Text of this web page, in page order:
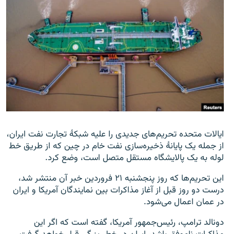
به ما بپیوندید
زبان‌های دیگر
ایالات متحده تحریم‌های جدیدی را علیه شبکهٔ تجارت نفت ایران،
از جمله یک پایانهٔ ذخیره‌سازی نفت خام در چین که از طریق خط
لوله به یک پالایشگاه مستقل متصل است، وضع کرد.
این تحریم‌ها که روز پنجشنبه ۲۱ فروردین خبر آن منتشر شد،
درست دو روز قبل از آغاز مذاکرات بین نمایندگان آمریکا و ایران
در عمان اعمال می‌شود.
دونالد ترامپ، رئیس‌جمهور آمریکا، گفته است که اگر این